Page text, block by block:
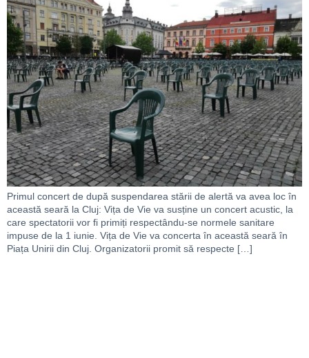
Primul concert de după suspendarea stării de alertă va avea loc în
această seară la Cluj: Vița de Vie va susține un concert acustic, la
care spectatorii vor fi primiți respectându-se normele sanitare
impuse de la 1 iunie. Vița de Vie va concerta în această seară în
Piața Unirii din Cluj. Organizatorii promit să respecte […]